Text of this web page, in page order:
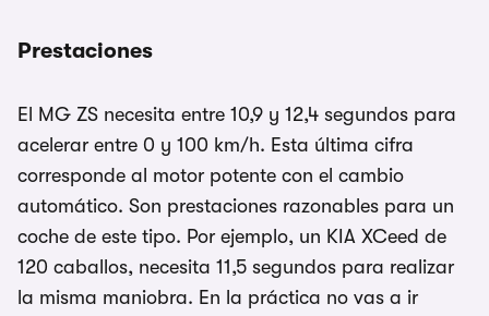
Prestaciones
El MG ZS necesita entre 10,9 y 12,4 segundos para
acelerar entre 0 y 100 km/h. Esta última cifra
corresponde al motor potente con el cambio
automático. Son prestaciones razonables para un
coche de este tipo. Por ejemplo, un KIA XCeed de
120 caballos, necesita 11,5 segundos para realizar
la misma maniobra. En la práctica no vas a ir